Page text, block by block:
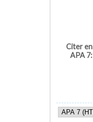
Citer en
APA 7: